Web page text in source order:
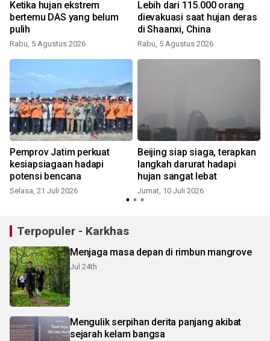
Ketika hujan ekstrem
bertemu DAS yang belum
pulih
Rabu, 5 Agustus 2026
Lebih dari 115.000 orang
dievakuasi saat hujan deras
di Shaanxi, China
Rabu, 5 Agustus 2026
Pemprov Jatim perkuat
kesiapsiagaan hadapi
potensi bencana
Selasa, 21 Juli 2026
Beijing siap siaga, terapkan
langkah darurat hadapi
hujan sangat lebat
Jumat, 10 Juli 2026
Terpopuler - Karkhas
Menjaga masa depan di rimbun mangrove
Jul 24th
Mengulik serpihan derita panjang akibat
sejarah kelam bangsa